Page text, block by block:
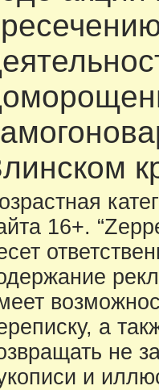
16+.
а
не
и